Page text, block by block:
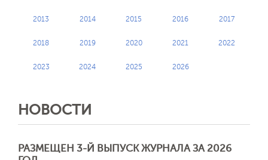
2013 2014 2015 2016 2017
2018 2019 2020 2021 2022
2023 2024 2025 2026
НОВОСТИ
РАЗМЕЩЕН 3-Й ВЫПУСК ЖУРНАЛА ЗА 2026